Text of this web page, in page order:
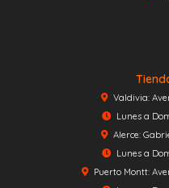
Valdivia:
Lunes a
Alerce:
Lunes a
Puerto Montt: